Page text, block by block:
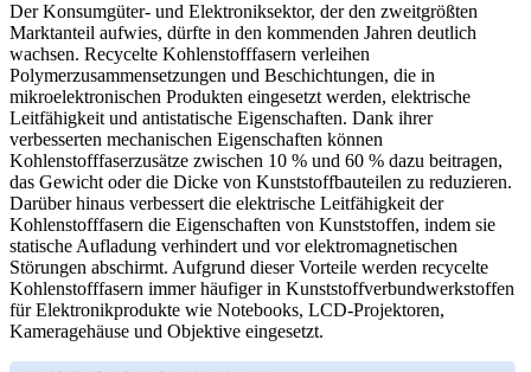
Der Konsumgüter- und Elektroniksektor, der den zweitgrößten
Marktanteil aufwies, dürfte in den kommenden Jahren deutlich
wachsen. Recycelte Kohlenstofffasern verleihen
Polymerzusammensetzungen und Beschichtungen, die in
mikroelektronischen Produkten eingesetzt werden, elektrische
Leitfähigkeit und antistatische Eigenschaften. Dank ihrer
verbesserten mechanischen Eigenschaften können
Kohlenstofffaserzusätze zwischen 10 % und 60 % dazu beitragen,
das Gewicht oder die Dicke von Kunststoffbauteilen zu reduzieren.
Darüber hinaus verbessert die elektrische Leitfähigkeit der
Kohlenstofffasern die Eigenschaften von Kunststoffen, indem sie
statische Aufladung verhindert und vor elektromagnetischen
Störungen abschirmt. Aufgrund dieser Vorteile werden recycelte
Kohlenstofffasern immer häufiger in Kunststoffverbundwerkstoffen
für Elektronikprodukte wie Notebooks, LCD-Projektoren,
Kameragehäuse und Objektive eingesetzt.